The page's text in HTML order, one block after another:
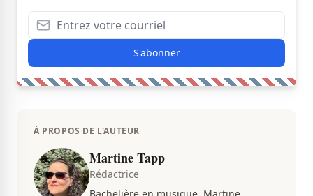
S'abonner
À PROPOS DE L'AUTEUR
Martine Tapp
Rédactrice